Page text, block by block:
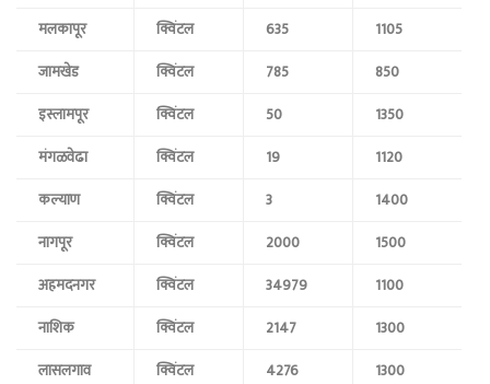
मलकापूर क्विंटल 635
1105
जामखेड
क्विंटल 785
850
इस्लामपूर
क्विंटल 50
1350
मंगळवेढा
क्विंटल 19
1120
कल्याण
क्विंटल 3
1400
नागपूर
क्विंटल 2000
1500
अहमदनगर
क्विंटल 34979
1100
नाशिक
क्विंटल 2147
1300
लासलगाव
क्विंटल 4276
1300